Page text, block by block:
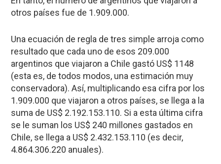
otros países fue de 1.909.000.
Una ecuación de regla de tres simple arroja como
resultado que cada uno de esos 209.000
argentinos que viajaron a Chile gastó US$ 1148
(esta es, de todos modos, una estimación muy
conservadora). Así, multiplicando esa cifra por los
1.909.000 que viajaron a otros países, se llega a la
suma de US$ 2.192.153.110. Si a esta última cifra
se le suman los US$ 240 millones gastados en
Chile, se llega a US$ 2.432.153.110 (es decir,
4.864.306.220 anuales).